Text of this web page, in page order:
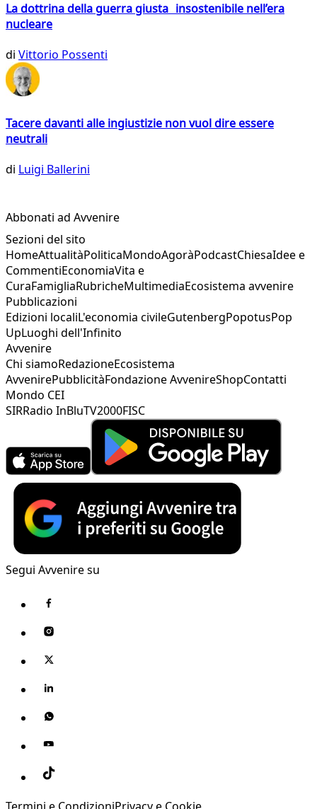
La dottrina della guerra giusta insostenibile nell’era
nucleare
di Vittorio Possenti
Tacere davanti alle ingiustizie non vuol dire essere
neutrali
di Luigi Ballerini
Abbonati ad Avvenire
Sezioni del sito
HomeAttualitàPoliticaMondoAgoràPodcastChiesaIdee e
CommentiEconomiaVita e
CuraFamigliaRubricheMultimediaEcosistema avvenire
Pubblicazioni
Edizioni localiL'economia civileGutenbergPopotusPop
UpLuoghi dell'Infinito
Avvenire
Chi siamoRedazioneEcosistema
AvvenirePubblicitàFondazione AvvenireShopContatti
Mondo CEI
SIRRadio InBluTV2000FISC
Segui Avvenire su